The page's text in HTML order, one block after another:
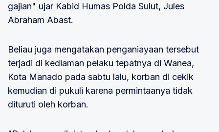
gajian" ujar Kabid Humas Polda Sulut, Jules
Abraham Abast.
Beliau juga mengatakan penganiayaan tersebut
terjadi di kediaman pelaku tepatnya di Wanea,
Kota Manado pada sabtu lalu, korban di cekik
kemudian di pukuli karena permintaanya tidak
dituruti oleh korban.